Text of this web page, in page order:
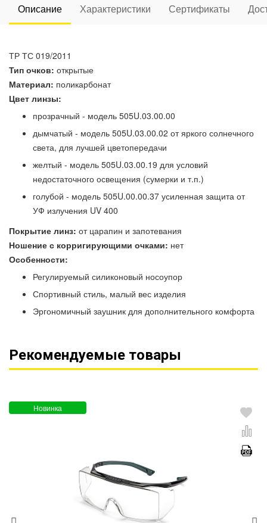
Описание Характеристики Сертификаты
ТР ТС 019/2011
Тип очков: открытые
Материал: поликарбонат
Цвет линзы:
прозрачный - модель 505U.03.00.00
дымчатый - модель 505U.03.00.02 от яркого солнечного
света, для лучшей цветопередачи
желтый - модель 505U.03.00.19 для условий
недостаточного освещения (сумерки и т.п.)
голубой - модель 505U.00.00.37 усиленная защита от
УФ излучения UV 400
Покрытие линз: от царапин и запотевания
Ношение с корригирующими очками: нет
Особенности:
Регулируемый силиконовый носоупор
Спортивный стиль, малый вес изделия
Эргономичный заушник для дополнительного комфорта
Рекомендуемые товары
Новинка